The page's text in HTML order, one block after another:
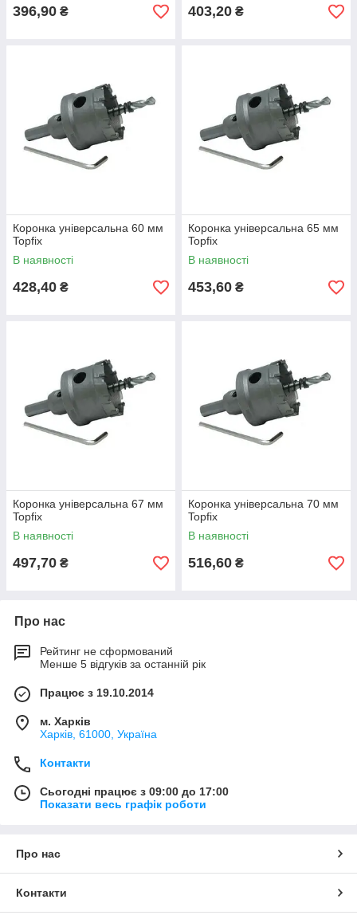
396,90 ₴ 403,20 ₴
Коронка універсальна 60 мм
Topfix
В наявності
428,40 ₴
Коронка універсальна 65 мм
Topfix
В наявності
453,60 ₴
Коронка універсальна 67 мм
Topfix
В наявності
497,70 ₴
Коронка універсальна 70 мм
Topfix
В наявності
516,60 ₴
Про нас
Рейтинг не сформований
Менше 5 відгуків за останній рік
Працює з 19.10.2014
м. Харків
Харків, 61000, Україна
Контакти
Сьогодні працює з 09:00 до 17:00
Показати весь графік роботи
Про нас
Контакти